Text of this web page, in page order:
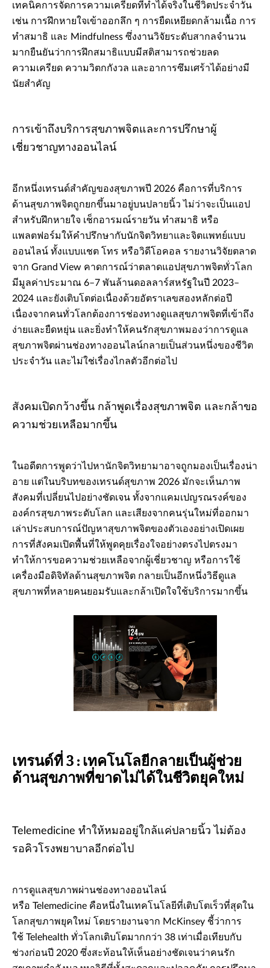
เทคนิคการจัดการความเครียดที่ทำได้จริงในชีวิตประจำวัน
เช่น การฝึกหายใจเข้าออกลึก ๆ การยืดเหยียดกล้ามเนื้อ การ
ทำสมาธิ และ Mindfulness ซึ่งงานวิจัยระดับสากลจำนวน
มากยืนยันว่าการฝึกสมาธิแบบมีสติสามารถช่วยลด
ความเครียด ความวิตกกังวล และอาการซึมเศร้าได้อย่างมี
นัยสำคัญ
การเข้าถึงบริการสุขภาพจิตและการปรึกษาผู้
เชี่ยวชาญทางออนไลน์
อีกหนึ่งเทรนด์สำคัญของสุขภาพปี 2026 คือการที่บริการ
ด้านสุขภาพจิตถูกยกขึ้นมาอยู่บนปลายนิ้ว ไม่ว่าจะเป็นแอป
สำหรับฝึกหายใจ เช็กอารมณ์รายวัน ทำสมาธิ หรือ
แพลตฟอร์มให้คำปรึกษากับนักจิตวิทยาและจิตแพทย์แบบ
ออนไลน์ ทั้งแบบแชต โทร หรือวิดีโอคอล รายงานวิจัยตลาด
จาก Grand View คาดการณ์ว่าตลาดแอปสุขภาพจิตทั่วโลก
มีมูลค่าประมาณ 6–7 พันล้านดอลลาร์สหรัฐในปี 2023–
2024 และยังเติบโตต่อเนื่องด้วยอัตราเลขสองหลักต่อปี
เนื่องจากคนทั่วโลกต้องการช่องทางดูแลสุขภาพจิตที่เข้าถึง
ง่ายและยืดหยุ่น และยิ่งทำให้คนรักสุขภาพมองว่าการดูแล
สุขภาพจิตผ่านช่องทางออนไลน์กลายเป็นส่วนหนึ่งของชีวิต
ประจำวัน และไม่ใช่เรื่องไกลตัวอีกต่อไป
สังคมเปิดกว้างขึ้น กล้าพูดเรื่องสุขภาพจิต และกล้าขอ
ความช่วยเหลือมากขึ้น
ในอดีตการพูดว่าไปหานักจิตวิทยามาอาจถูกมองเป็นเรื่องน่า
อาย แต่ในบริบทของเทรนด์สุขภาพ 2026 มักจะเห็นภาพ
สังคมที่เปลี่ยนไปอย่างชัดเจน ทั้งจากแคมเปญรณรงค์ของ
องค์กรสุขภาพระดับโลก และเสียงจากคนรุ่นใหม่ที่ออกมา
เล่าประสบการณ์ปัญหาสุขภาพจิตของตัวเองอย่างเปิดเผย
การที่สังคมเปิดพื้นที่ให้พูดคุยเรื่องใจอย่างตรงไปตรงมา
ทำให้การขอความช่วยเหลือจากผู้เชี่ยวชาญ หรือการใช้
เครื่องมือดิจิทัลด้านสุขภาพจิต กลายเป็นอีกหนึ่งวิธีดูแล
สุขภาพที่หลายคนยอมรับและกล้าเปิดใจใช้บริการมากขึ้น
เทรนด์ที่ 3 : เทคโนโลยีกลายเป็นผู้ช่วย
ด้านสุขภาพที่ขาดไม่ได้ในชีวิตยุคใหม่
Telemedicine ทำให้หมออยู่ใกล้แค่ปลายนิ้ว ไม่ต้อง
รอคิวโรงพยาบาลอีกต่อไป
การดูแลสุขภาพผ่านช่องทางออนไลน์
หรือ Telemedicine คือหนึ่งในเทคโนโลยีที่เติบโตเร็วที่สุดใน
โลกสุขภาพยุคใหม่ โดยรายงานจาก McKinsey ชี้ว่าการ
ใช้ Telehealth ทั่วโลกเติบโตมากกว่า 38 เท่าเมื่อเทียบกับ
ช่วงก่อนปี 2020 ซึ่งสะท้อนให้เห็นอย่างชัดเจนว่าคนรัก